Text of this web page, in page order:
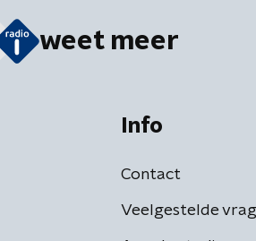
weet meer
Info
Contact
Veelgestelde